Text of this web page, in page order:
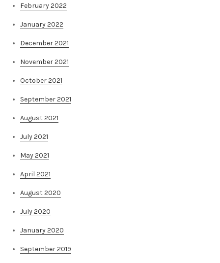
February 2022
January 2022
December 2021
November 2021
October 2021
September 2021
August 2021
July 2021
May 2021
April 2021
August 2020
July 2020
January 2020
September 2019